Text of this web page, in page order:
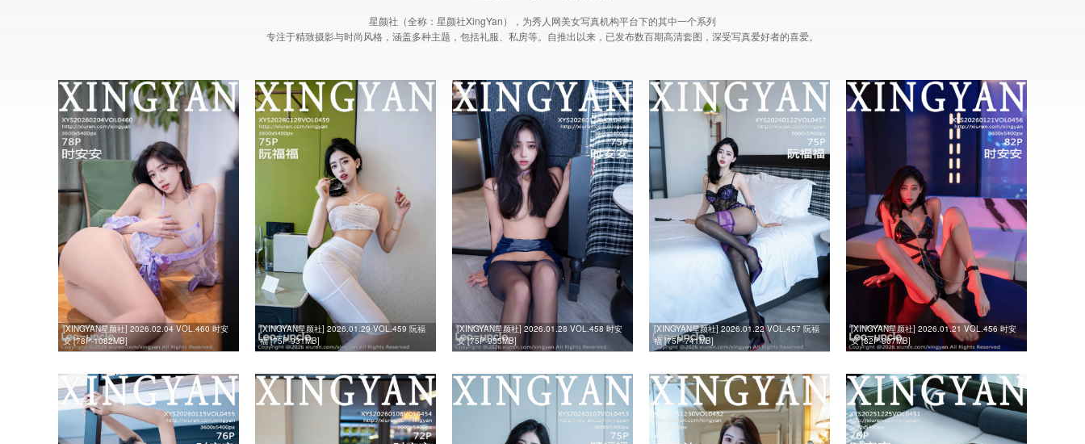
星颜社（全称：星颜社XingYan），为秀人网美女写真机构平台下的其中一个系列
专注于精致摄影与时尚风格，涵盖多种主题，包括礼服、私房等。自推出以来，已发布数百期高清套图，深受写真爱好者的喜爱。
[XINGYAN星颜社] 2026.02.04 VOL.460 时安
安 [78P-1082MB]
[XINGYAN星颜社] 2026.01.29 VOL.459 阮福
福 [75P-931MB]
[XINGYAN星颜社] 2026.01.28 VOL.458 时安
安 [75P-955MB]
[XINGYAN星颜社] 2026.01.22 VOL.457 阮福
福 [75P-741MB]
[XINGYAN星颜社] 2026.01.21 VOL.456 时安
安 [82P-867MB]